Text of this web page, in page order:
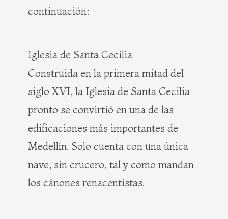
continuación:
Iglesia de Santa Cecilia
Construida en la primera mitad del
siglo XVI, la Iglesia de Santa Cecilia
pronto se convirtió en una de las
edificaciones más importantes de
Medellín. Solo cuenta con una única
nave, sin crucero, tal y como mandan
los cánones renacentistas.